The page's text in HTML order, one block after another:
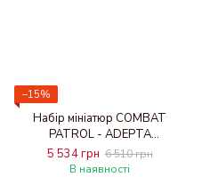
−15%
Набір мініатюр COMBAT
PATROL - ADEPTA
SORORITAS
5 534 грн 6 510 грн
В наявності